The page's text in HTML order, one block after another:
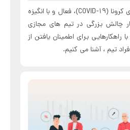
در طول همه گیری بیماری کرونا (COVID-19)، فعال و با انگیزه
چالش بزرگی در تیم های مجازی
راهکارهایی برای اطمینان یافتن از
تیم ، آشنا می کنیم.